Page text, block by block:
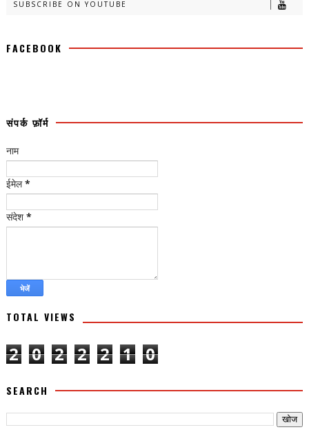
SUBSCRIBE ON YOUTUBE
FACEBOOK
संपर्क फ़ॉर्म
नाम
ईमेल*
संदेश *
TOTAL VIEWS
2 0 2 2 2 1 0
SEARCH